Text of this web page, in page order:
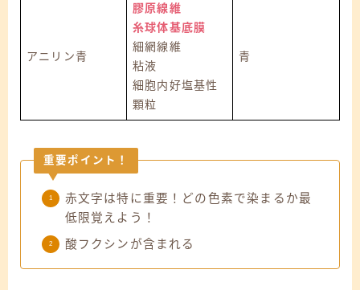
アニリン青
膠原線維
糸球体基底膜
細網線維
粘液
細胞内好塩基性
顆粒
青
重要ポイント！
赤文字は特に重要！どの色素で染まるか最
低限覚えよう！
酸フクシンが含まれる